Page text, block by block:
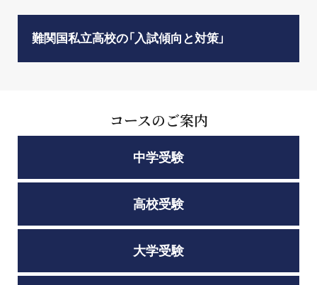
難関国私立高校の「入試傾向と対策」
コースのご案内
中学受験
高校受験
大学受験